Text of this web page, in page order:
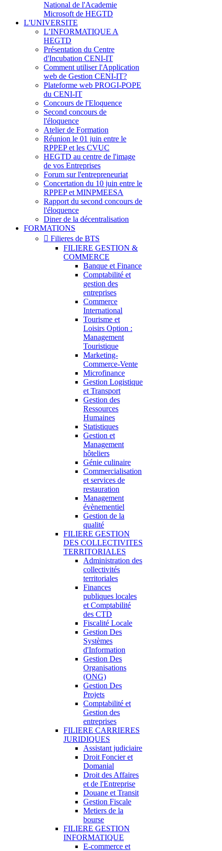
National de l'Academie
Microsoft de HEGTD
L'UNIVERSITE
L’INFORMATIQUE A
HEGTD
Présentation du Centre
d'Incubation CENI-IT
Comment utiliser l'Application
web de Gestion CENI-IT?
Plateforme web PROGI-POPE
du CENI-IT
Concours de l'Eloquence
Second concours de
l'éloquence
Atelier de Formation
Réunion le 01 juin entre le
RPPEP et les CVUC
HEGTD au centre de l'image
de vos Entreprises
Forum sur l'entrepreneuriat
Concertation du 10 juin entre le
RPPEP et MINPMEESA
Rapport du second concours de
l'éloquence
Diner de la décentralisation
FORMATIONS
Filieres de BTS
FILIERE GESTION &
COMMERCE
Banque et Finance
Comptabilité et
gestion des
entreprises
Commerce
International
Tourisme et
Loisirs Option :
Management
Touristique
Marketing-
Commerce-Vente
Microfinance
Gestion Logistique
et Transport
Gestion des
Ressources
Humaines
Statistiques
Gestion et
Management
hôteliers
Génie culinaire
Commercialisation
et services de
restauration
Management
évènementiel
Gestion de la
qualité
FILIERE GESTION
DES COLLECTIVITES
TERRITORIALES
Administration des
collectivités
territoriales
Finances
publiques locales
et Comptabilité
des CTD
Fiscalité Locale
Gestion Des
Systèmes
d'Information
Gestion Des
Organisations
(ONG)
Gestion Des
Projets
Comptabilité et
Gestion des
entreprises
FILIERE CARRIERES
JURIDIQUES
Assistant judiciaire
Droit Foncier et
Domanial
Droit des Affaires
et de l'Entreprise
Douane et Transit
Gestion Fiscale
Metiers de la
bourse
FILIERE GESTION
INFORMATIQUE
E-commerce et